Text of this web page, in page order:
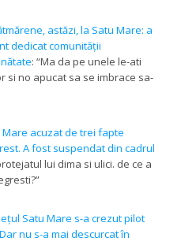
astăzi, la Satu Mare: a
dedicat comunității
: “Ma da pe unele le-ati
si no apucat sa se imbrace sa-
acuzat de trei fapte
A fost suspendat din cadrul
lui dima si ulici. de ce a
”
Satu Mare s-a crezut pilot
nu s-a mai descurcat în